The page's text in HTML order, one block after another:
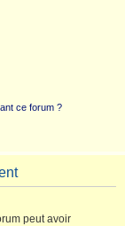
ce forum ?
peut avoir